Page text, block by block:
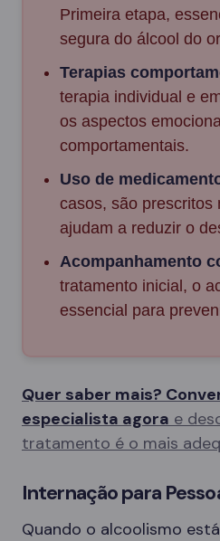
Primeira etapa,
segura do álcool do
Terapias
terapia individual e
os aspectos
comportamentais.
Uso de
casos, são prescritos
ajudam a reduzir o
Acompanhamento
tratamento inicial, o
essencial para
Quer saber mais?
especialista agora e
tratamento é o mais
Internação para
Quando o alcoolismo